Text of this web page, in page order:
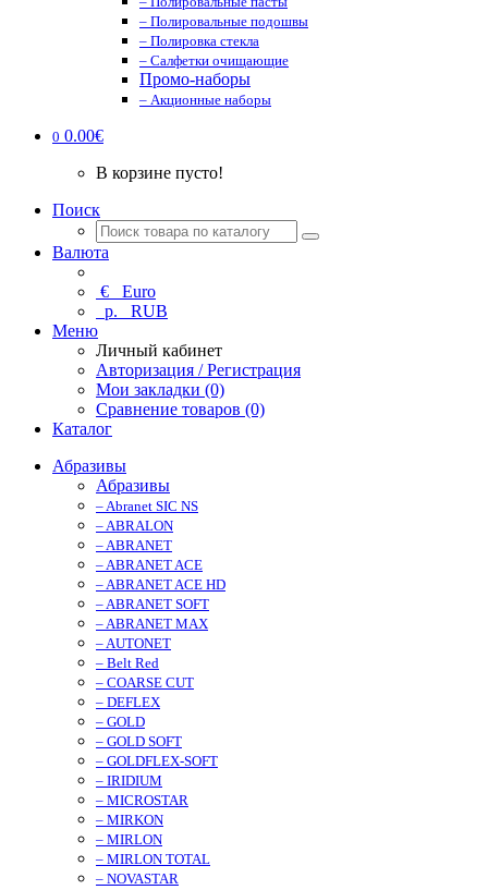
– Полировальные подошвы
– Полировка стекла
– Салфетки очищающие
Промо-наборы
– Акционные наборы
0 0.00€
В корзине пусто!
Поиск
Валюта
€ Euro
р. RUB
Меню
Личный кабинет
Авторизация / Регистрация
Мои закладки (0)
Сравнение товаров (0)
Каталог
Абразивы
Абразивы
– Abranet SIC NS
– ABRALON
– ABRANET
– ABRANET ACE
– ABRANET ACE HD
– ABRANET SOFT
– ABRANET MAX
– AUTONET
– Belt Red
– COARSE CUT
– DEFLEX
– GOLD
– GOLD SOFT
– GOLDFLEX-SOFT
– IRIDIUM
– MICROSTAR
– MIRKON
– MIRLON
– MIRLON TOTAL
– NOVASTAR